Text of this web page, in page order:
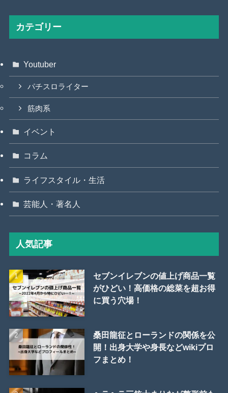
カテゴリー
Youtuber
パチスロライター
筋肉系
イベント
コラム
ライフスタイル・生活
芸能人・著名人
人気記事
セブンイレブンの値上げ商品一覧
がひどい！高価格の総菜を超お得
に買う穴場！
桑田龍征とローランドの関係を公
開！出身大学や身長などwikiプロ
フまとめ！